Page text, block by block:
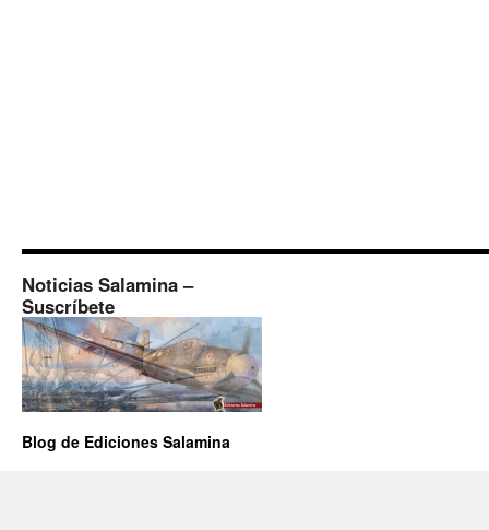
Noticias Salamina –
Suscríbete
Blog de Ediciones Salamina